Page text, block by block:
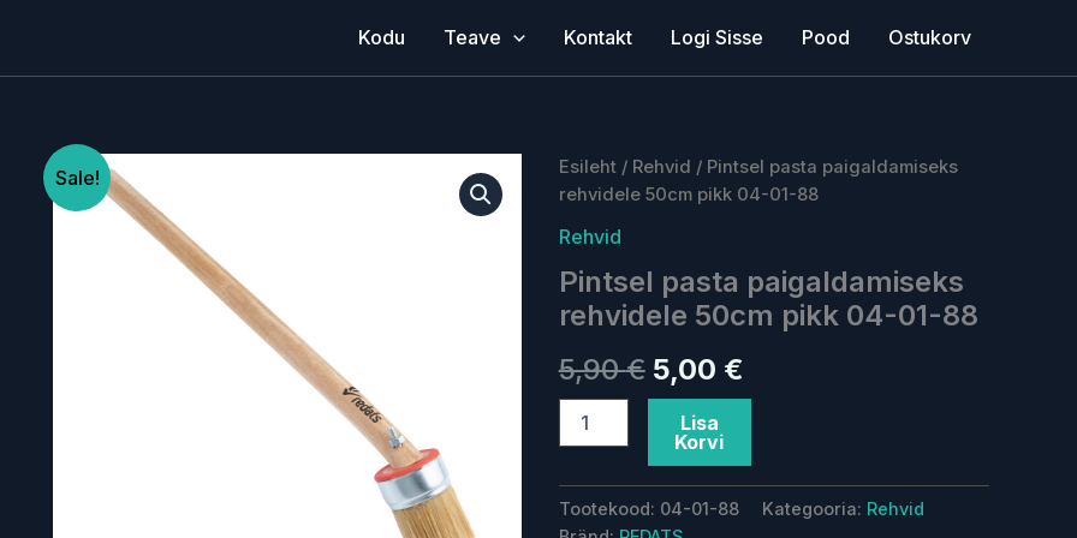
Kodu Teave Kontakt Logi Sisse Pood Ostukorv
Sale! Esileht/ Rehvid / Pintsel pasta paigaldamiseks
rehvidele 50cm pikk 04-01-88
Rehvid
Pintsel pasta paigaldamiseks
rehvidele 50cm pikk 04-01-88
5,90€
Algne
oli:
5,90 €.
5,00 €
Current
5,00 €.
Pintsel
pasta
rehvidele
pikk
04-
01-
88
kogus
Lisa
Korvi
Tootekood: 04-01-88 Kategooria: Rehvid